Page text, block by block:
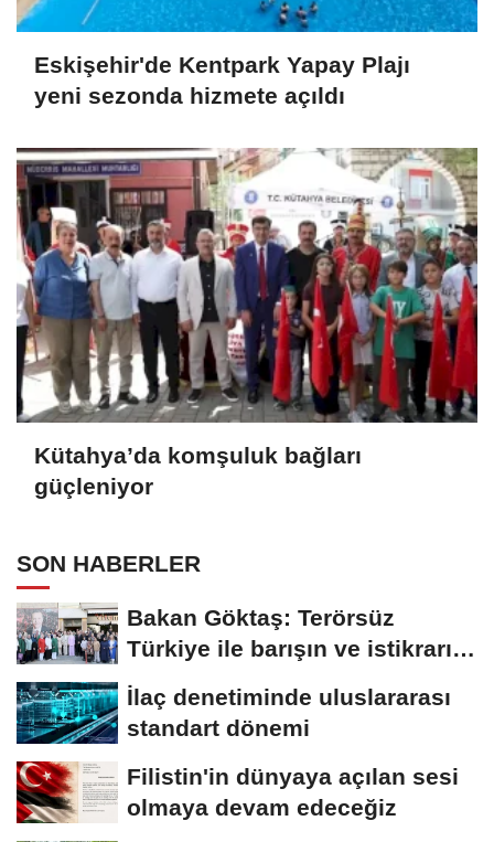
Eskişehir'de Kentpark Yapay Plajı
yeni sezonda hizmete açıldı
Kütahya’da komşuluk bağları
güçleniyor
SON HABERLER
Bakan Göktaş: Terörsüz
Türkiye ile barışın ve istikrarın
güçlendiği...
İlaç denetiminde uluslararası
standart dönemi
Filistin'in dünyaya açılan sesi
olmaya devam edeceğiz